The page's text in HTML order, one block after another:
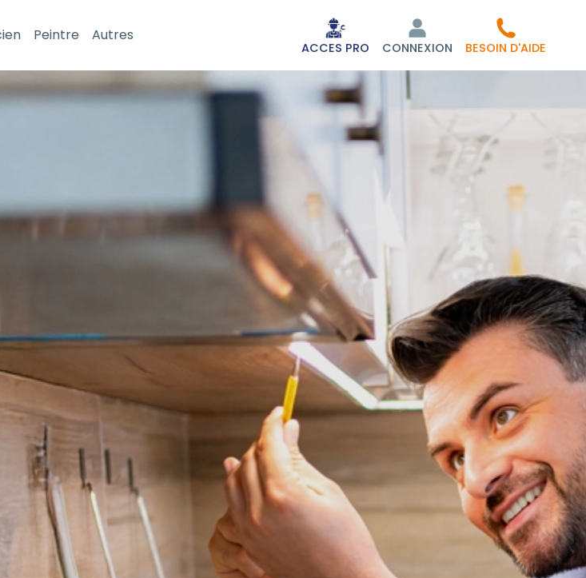
Peintre Autres
ACCES PRO CONNEXION BESOIN D'AIDE